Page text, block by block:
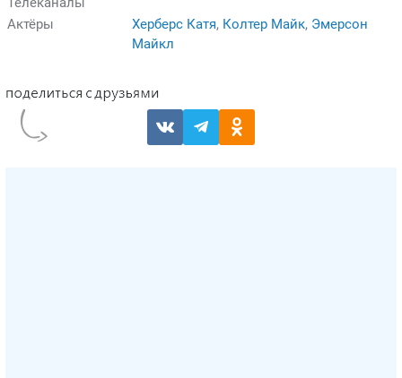
Актёры
Херберс Катя, Колтер Майк, Эмерсон
Майкл